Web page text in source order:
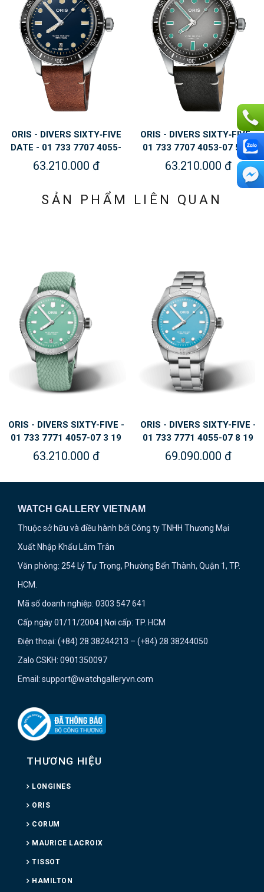
ORIS - DIVERS SIXTY‑FIVE
DATE - 01 733 7707 4055-
07 5 20 45
63.210.000 đ
ORIS - DIVERS SIXTY‑FIVE -
01 733 7707 4053-07 5 20
89
63.210.000 đ
SẢN PHẨM LIÊN QUAN
ORIS - DIVERS SIXTY-FIVE -
01 733 7771 4057-07 3 19
03S
63.210.000 đ
ORIS - DIVERS SIXTY-FIVE -
01 733 7771 4055-07 8 19
18
69.090.000 đ
WATCH GALLERY VIETNAM
Thuộc sở hữu và điều hành bởi Công ty TNHH Thương Mại
Xuất Nhập Khẩu Lâm Trân
Văn phòng: 254 Lý Tự Trọng, Phường Bến Thành, Quận 1, TP.
HCM.
Mã số doanh nghiệp: 0303 547 641
Cấp ngày 01/11/2004 | Nơi cấp: TP. HCM
Điện thoại: (+84) 28 38244213 – (+84) 28 38244050
Zalo CSKH: 0901350097
Email: support@watchgalleryvn.com
THƯƠNG HIỆU
LONGINES
ORIS
CORUM
MAURICE LACROIX
TISSOT
HAMILTON